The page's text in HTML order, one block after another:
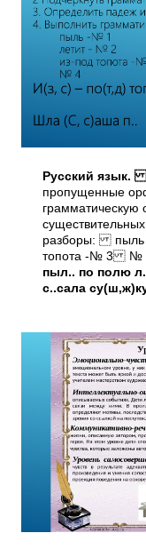
Русский язык.
пропущенные
разборы:
топота -№ 3
пыл.. по полю
с..сала